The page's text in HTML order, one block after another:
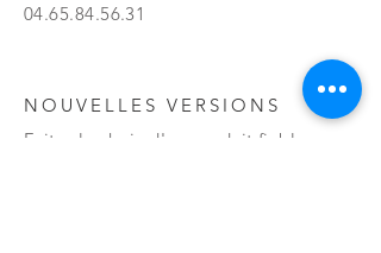
04.65.84.56.31
NOUVELLES VERSIONS
Faites le choix d'un produit fiable,